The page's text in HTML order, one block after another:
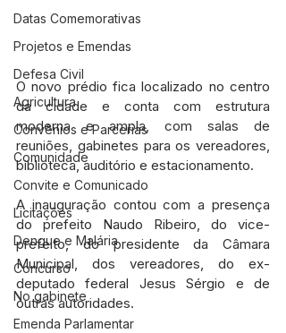
Datas Comemorativas
Projetos e Emendas
Defesa Civil
Agricultura
Convênios e Parcerias
Comunidade
Convite e Comunicado
Licitações
Dengue e Malária
Concurso
No gabinete
Emenda Parlamentar
O novo prédio fica localizado no centro
da cidade e conta com estrutura
moderna e ampla, com salas de
reuniões, gabinetes para os vereadores,
biblioteca, auditório e estacionamento.
A inauguração contou com a presença
do prefeito Naudo Ribeiro, do vice-
prefeito, do presidente da Câmara
Municipal, dos vereadores, do ex-
deputado federal Jesus Sérgio e de
outras autoridades.